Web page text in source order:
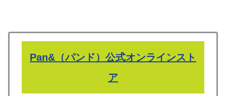
Pan&（パンド）公式オンラインスト
ア